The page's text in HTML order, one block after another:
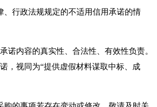
、行政法规规定的不适用信用承诺的情
诺内容的真实性、合法性、有效性负责。
，视同为“提供虚假材料谋取中标、成